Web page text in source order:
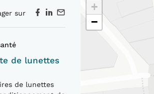
sur
de lunettes
de lunettes
+
−